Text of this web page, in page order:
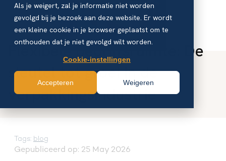
Als je weigert, zal je informatie niet worden
gevolgd bij je bezoek aan deze website. Er wordt
een kleine cookie in je browser geplaatst om te
onthouden dat je niet gevolgd wilt worden.
Cookie-instellingen
Accepteren Weigeren
Flexibele bedrijfsruimte: De
sleutel tot groei in de
verpakkingsindustrie
Tags: blog
Gepubliceerd op: 25 May 2026